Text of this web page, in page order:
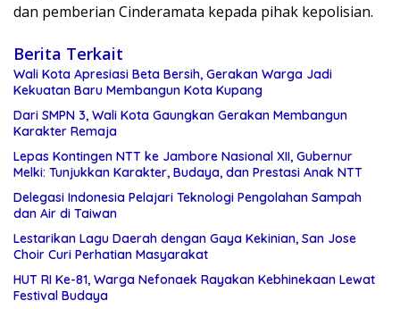
dan pemberian Cinderamata kepada pihak kepolisian.
Berita Terkait
Wali Kota Apresiasi Beta Bersih, Gerakan Warga Jadi
Kekuatan Baru Membangun Kota Kupang
Dari SMPN 3, Wali Kota Gaungkan Gerakan Membangun
Karakter Remaja
Lepas Kontingen NTT ke Jambore Nasional XII, Gubernur
Melki: Tunjukkan Karakter, Budaya, dan Prestasi Anak NTT
Delegasi Indonesia Pelajari Teknologi Pengolahan Sampah
dan Air di Taiwan
Lestarikan Lagu Daerah dengan Gaya Kekinian, San Jose
Choir Curi Perhatian Masyarakat
HUT RI Ke-81, Warga Nefonaek Rayakan Kebhinekaan Lewat
Festival Budaya